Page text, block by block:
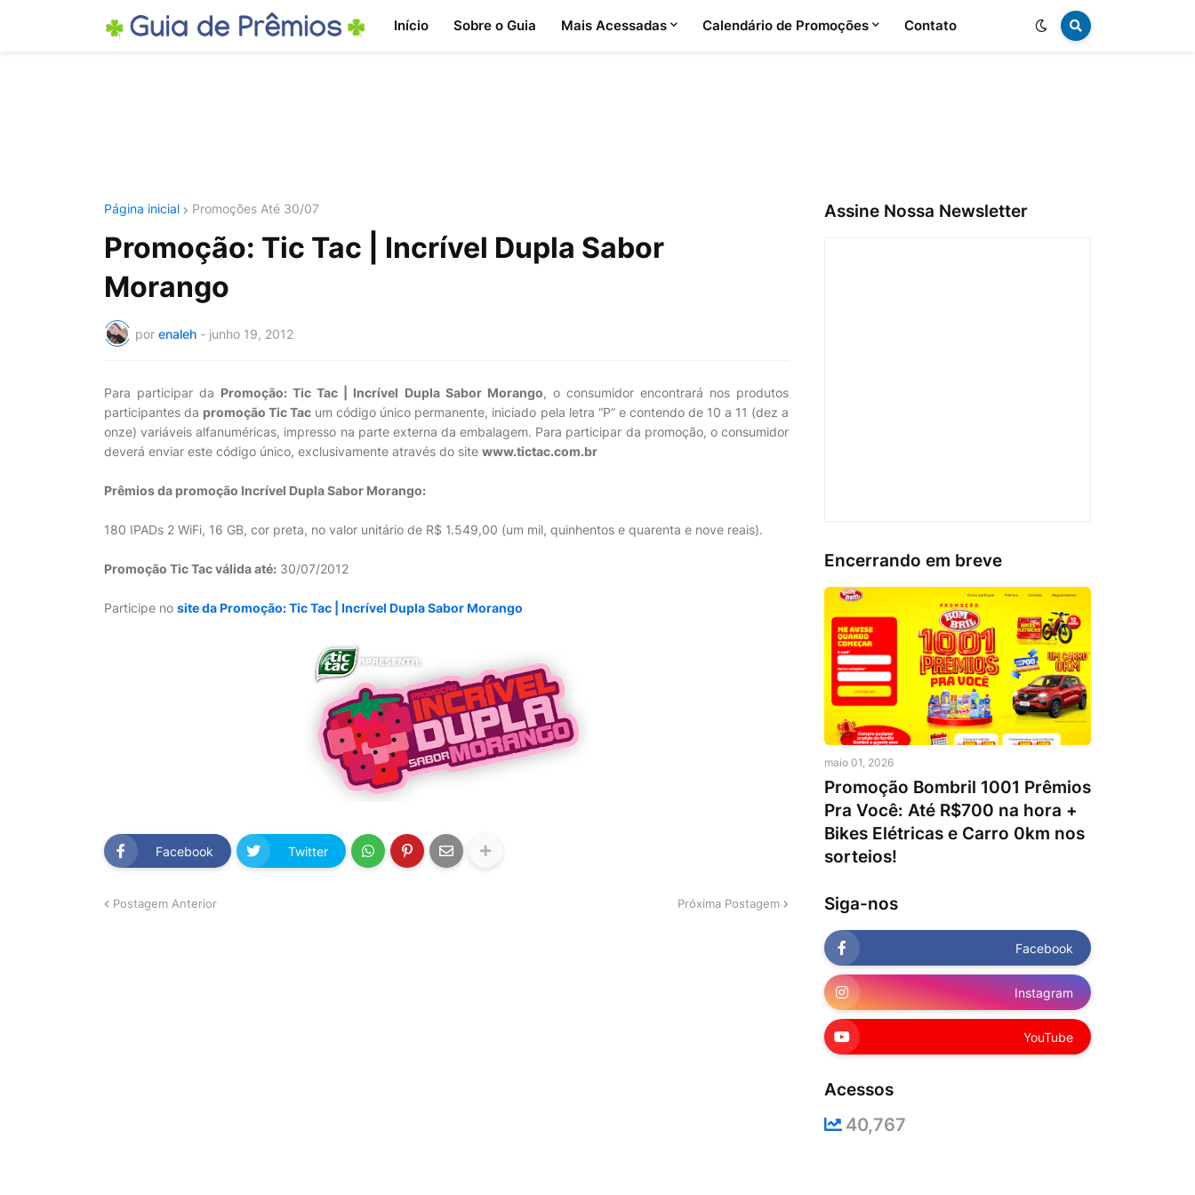
Início Sobre o Guia Mais Acessadas Calendário de Promoções Contato
Página inicial Promoções Até 30/07
Promoção: Tic Tac | Incrível Dupla Sabor
Morango
por enaleh - junho 19, 2012
Para participar da Promoção: Tic Tac | Incrível Dupla Sabor Morango, o consumidor encontrará nos produtos
participantes da promoção Tic Tac um código único permanente, iniciado pela letra “P” e contendo de 10 a 11 (dez a
onze) variáveis alfanuméricas, impresso na parte externa da embalagem. Para participar da promoção, o consumidor
deverá enviar este código único, exclusivamente através do site www.tictac.com.br
Prêmios da promoção Incrível Dupla Sabor Morango:
180 IPADs 2 WiFi, 16 GB, cor preta, no valor unitário de R$ 1.549,00 (um mil, quinhentos e quarenta e nove reais).
Promoção Tic Tac válida até: 30/07/2012
Participe no site da Promoção: Tic Tac | Incrível Dupla Sabor Morango
Facebook Twitter
Postagem Anterior Próxima Postagem
Assine Nossa Newsletter
Encerrando em breve
maio 01, 2026
Promoção Bombril 1001 Prêmios
Pra Você: Até R$700 na hora +
Bikes Elétricas e Carro 0km nos
sorteios!
Siga-nos
Facebook
Instagram
YouTube
Acessos
40,767